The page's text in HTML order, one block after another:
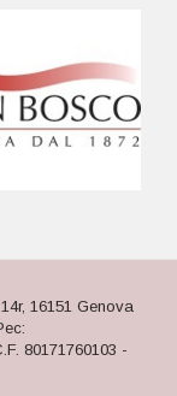
16151 Genova
80171760103 -